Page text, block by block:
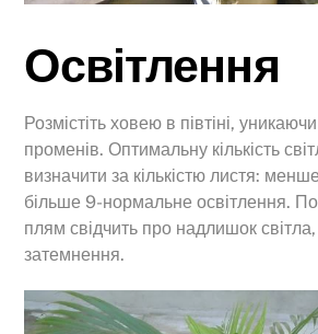
Освітлення
Розмістіть ховею в півтіні,
променів. Оптимальну кількість
визначити за кількістю листя:
більше 9-нормальне освітлення.
плям свідчить про надлишок
затемнення.